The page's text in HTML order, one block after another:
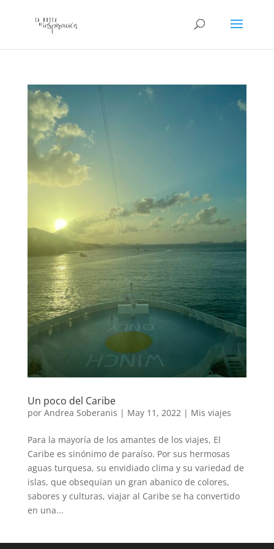
Un poco del Caribe
por Andrea Soberanis | May 11, 2022| Mis viajes
Para la mayoría de los amantes de los viajes, El
Caribe es sinónimo de paraíso. Por sus hermosas
aguas turquesa, su envidiado clima y su variedad de
islas, que obsequian un gran abanico de colores,
sabores y culturas, viajar al Caribe se ha convertido
en una...